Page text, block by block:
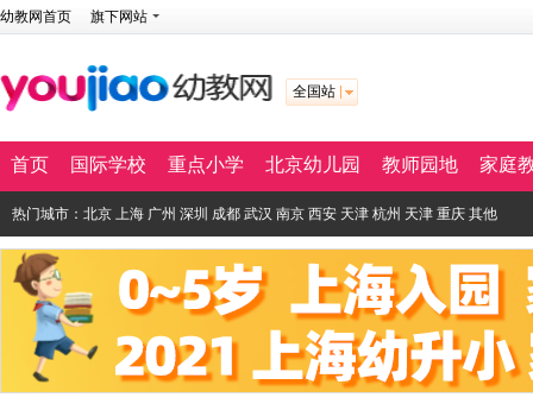
幼教网首页 旗下网站
全国站
首页 国际学校 重点小学 北京幼儿园 教师园地 家庭
热门城市： 北京 上海 广州 深圳 成都 武汉 南京 西安 天津 杭州 天津 重庆 其他